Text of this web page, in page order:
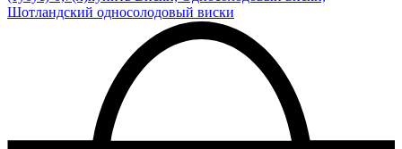
Шотландский односолодовый виски